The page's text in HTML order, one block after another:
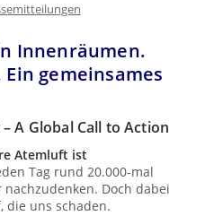
Innenräumen.
gemeinsames
A Global Call to Action
Atemluft ist
Tag rund 20.000-mal
Doch dabei
die uns schaden.